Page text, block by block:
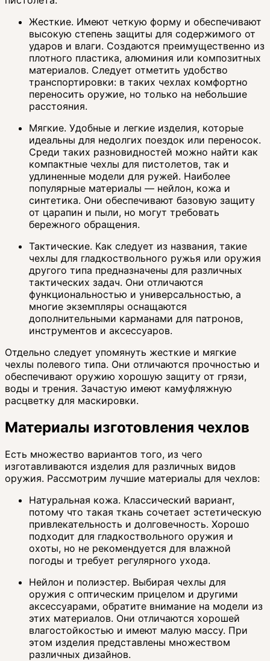
Жесткие. Имеют четкую форму и обеспечивают
высокую степень защиты для содержимого от
ударов и влаги. Создаются преимущественно из
плотного пластика, алюминия или композитных
материалов. Следует отметить удобство
транспортировки: в таких чехлах комфортно
переносить оружие, но только на небольшие
расстояния.
Мягкие. Удобные и легкие изделия, которые
идеальны для недолгих поездок или переносок.
Среди таких разновидностей можно найти как
компактные чехлы для пистолетов, так и
удлиненные модели для ружей. Наиболее
популярные материалы — нейлон, кожа и
синтетика. Они обеспечивают базовую защиту
от царапин и пыли, но могут требовать
бережного обращения.
Тактические. Как следует из названия, такие
чехлы для гладкоствольного ружья или оружия
другого типа предназначены для различных
тактических задач. Они отличаются
функциональностью и универсальностью, а
многие экземпляры оснащаются
дополнительными карманами для патронов,
инструментов и аксессуаров.
Отдельно следует упомянуть жесткие и мягкие
чехлы полевого типа. Они отличаются прочностью и
обеспечивают оружию хорошую защиту от грязи,
воды и трения. Зачастую имеют камуфляжную
расцветку для маскировки.
Материалы изготовления чехлов
Есть множество вариантов того, из чего
изготавливаются изделия для различных видов
оружия. Рассмотрим лучшие материалы для чехлов:
Натуральная кожа. Классический вариант,
потому что такая ткань сочетает эстетическую
привлекательность и долговечность. Хорошо
подходит для гладкоствольного оружия и
охоты, но не рекомендуется для влажной
погоды и требует регулярного ухода.
Нейлон и полиэстер. Выбирая чехлы для
оружия с оптическим прицелом и другими
аксессуарами, обратите внимание на модели из
этих материалов. Они отличаются хорошей
влагостойкостью и имеют малую массу. При
этом изделия представлены множеством
различных дизайнов.